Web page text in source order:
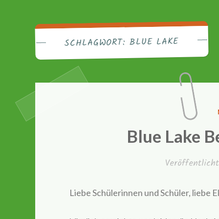
SCHLAGWORT:BLUE LAKE
Blue Lake
Liebe Schülerinnen und Schüler, liebe